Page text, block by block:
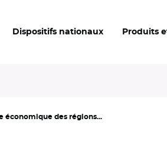
Dispositifs nationaux Produits
économique des régions...